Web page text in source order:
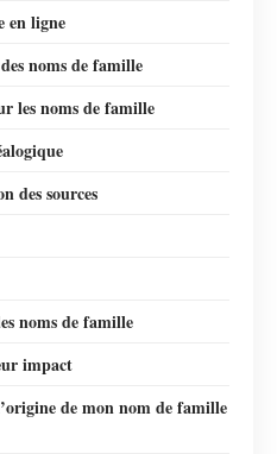
en ligne
noms de famille
les noms de famille
des sources
noms de famille
impact
de mon nom de famille